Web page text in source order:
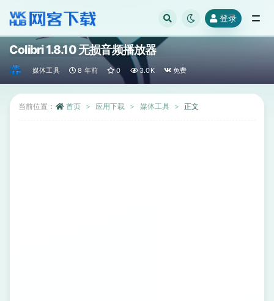
登录
Colibri 1.8.10 无损音频播放器
媒体工具 8 年前 0 3.0K 免费
当前位置： 首页 应用下载 媒体工具 正文
全部